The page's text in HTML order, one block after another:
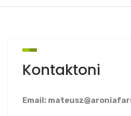
Kontaktoni
Email: